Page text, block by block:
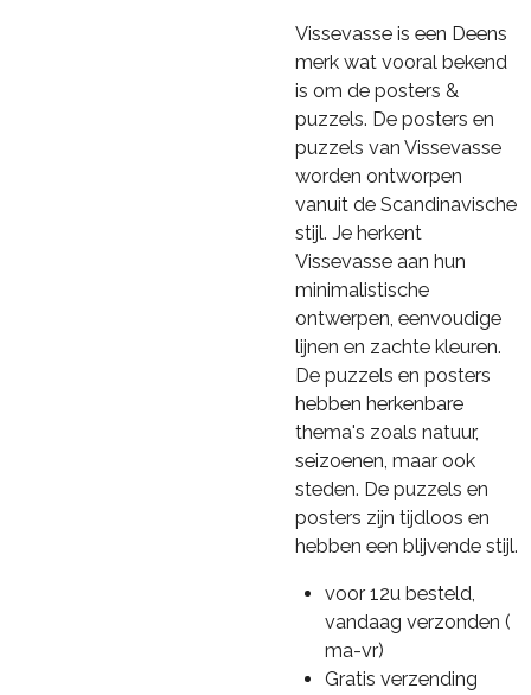
Vissevasse is een Deens
merk wat vooral bekend
is om de posters &
puzzels. De posters en
puzzels van Vissevasse
worden ontworpen
vanuit de Scandinavische
stijl. Je herkent
Vissevasse aan hun
minimalistische
ontwerpen, eenvoudige
lijnen en zachte kleuren.
De puzzels en posters
hebben herkenbare
thema's zoals natuur,
seizoenen, maar ook
steden. De puzzels en
posters zijn tijdloos en
hebben een blijvende stijl.
voor 12u besteld,
vandaag verzonden (
ma-vr)
Gratis verzending